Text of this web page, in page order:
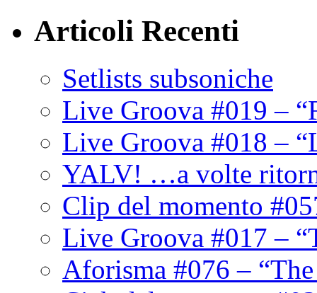
Articoli Recenti
Setlists subsoniche
Live Groova #019 –
Live Groova #018 –
YALV! …a volte
Clip del momento
Live Groova #017 –
Aforisma #076 –